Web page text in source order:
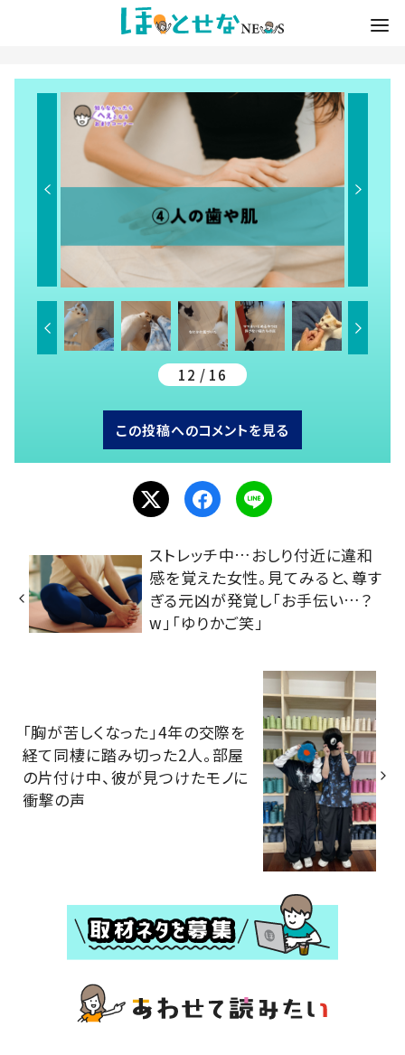
12 / 16
この投稿へのコメントを見る
ストレッチ中…おしり付近に違和
感を覚えた女性。見てみると、尊す
ぎる元凶が発覚し「お手伝い…？
w」「ゆりかご笑」
「胸が苦しくなった」4年の交際を
経て同棲に踏み切った2人。部屋
の片付け中、彼が見つけたモノに
衝撃の声